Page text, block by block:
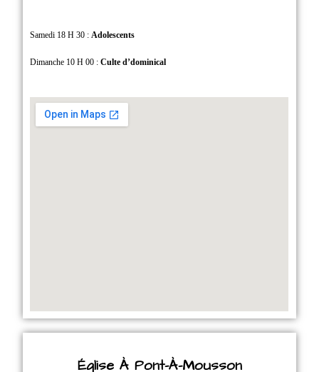
Samedi 18 H 30 :Adolescents
Dimanche 10 H 00 :Culte d’dominical
Église À Pont-À-Mousson